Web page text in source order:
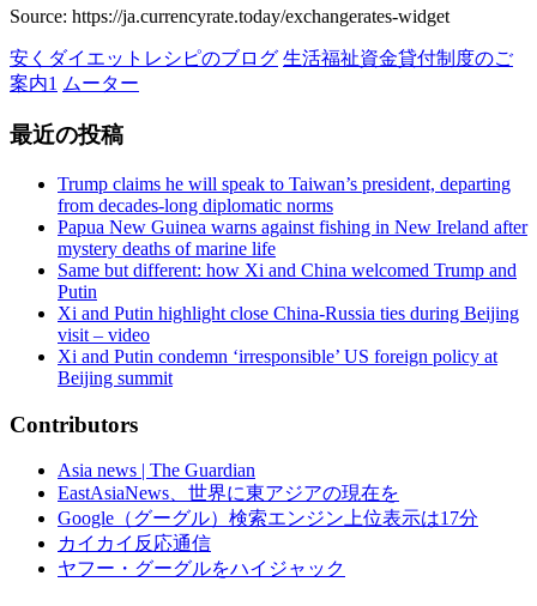
Source: https://ja.currencyrate.today/exchangerates-widget
安くダイエットレシピのブログ 生活福祉資金貸付制度のご
案内1 ムーター
最近の投稿
Trump claims he will speak to Taiwan’s president, departing
from decades-long diplomatic norms
Papua New Guinea warns against fishing in New Ireland after
mystery deaths of marine life
Same but different: how Xi and China welcomed Trump and
Putin
Xi and Putin highlight close China-Russia ties during Beijing
visit – video
Xi and Putin condemn ‘irresponsible’ US foreign policy at
Beijing summit
Contributors
Asia news | The Guardian
EastAsiaNews、世界に東アジアの現在を
Google（グーグル）検索エンジン上位表示は17分
カイカイ反応通信
ヤフー・グーグルをハイジャック